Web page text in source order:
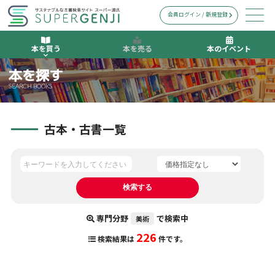
本を買う 本を売る 本のイベント
会員ログイン / 新規登録
本を探す
SEARCH BOOKS
古本・古書一覧
専門分野 美術 で検索中
検索結果は 226 件です。